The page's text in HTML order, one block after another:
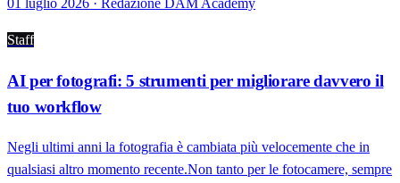
Staff
AI per fotografi: 5 strumenti per migliorare davvero il
tuo workflow
Negli ultimi anni la fotografia è cambiata più velocemente che in
qualsiasi altro momento recente.Non tanto per le fotocamere, sempre